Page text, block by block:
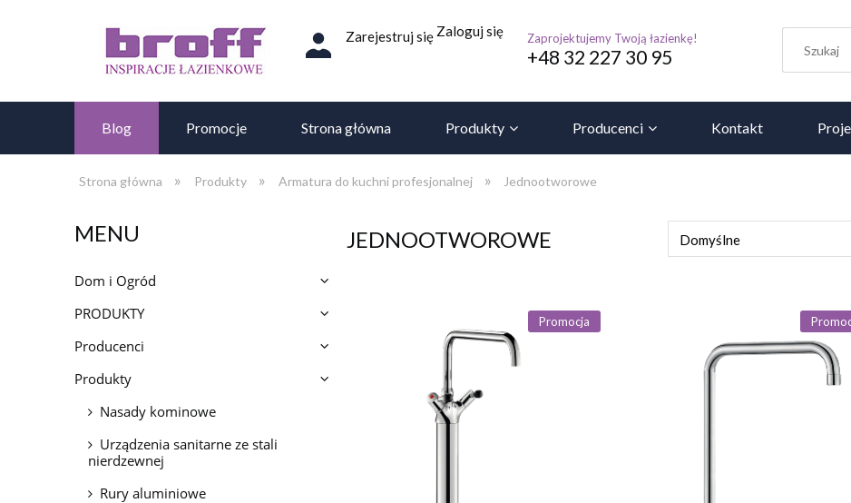
Zaprojektujemy Twoją łazienkę!
+48 32 227 30 95
Zarejestruj się Zaloguj się
Blog Promocje Strona główna Produkty Producenci Kontakt
Strona główna » Produkty » Armatura do kuchni profesjonalnej » Jednootworowe
MENU
Dom i Ogród
PRODUKTY
Producenci
Produkty
Nasady kominowe
Urządzenia sanitarne ze stali
nierdzewnej
Rury aluminiowe
JEDNOOTWOROWE
Promocja